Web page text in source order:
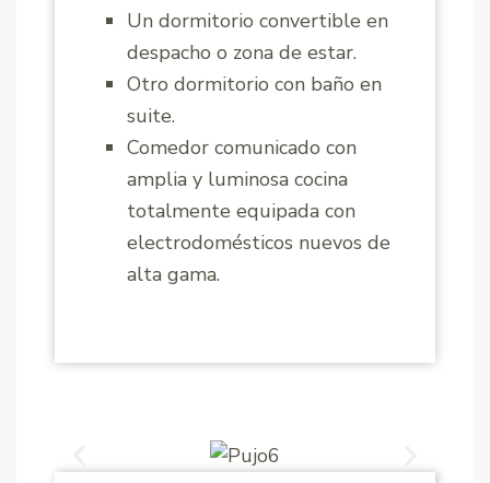
Un dormitorio convertible en
despacho o zona de estar.
Otro dormitorio con baño en
suite.
Comedor comunicado con
amplia y luminosa cocina
totalmente equipada con
electrodomésticos nuevos de
alta gama.